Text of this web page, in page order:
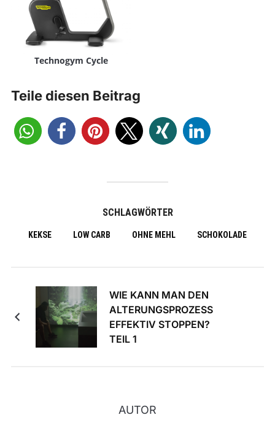
Technogym Cycle
Teile diesen Beitrag
SCHLAGWÖRTER
KEKSE LOW CARB OHNE MEHL SCHOKOLADE
WIE KANN MAN DEN
ALTERUNGSPROZESS
EFFEKTIV STOPPEN?
TEIL 1
AUTOR